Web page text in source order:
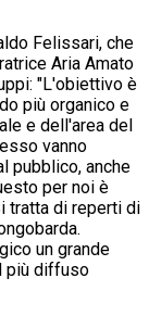
Felissari, che
Aria Amato
"L'obiettivo è
più organico e
e dell'area del
vanno
pubblico, anche
per noi è
tratta di reperti di
un grande
più diffuso